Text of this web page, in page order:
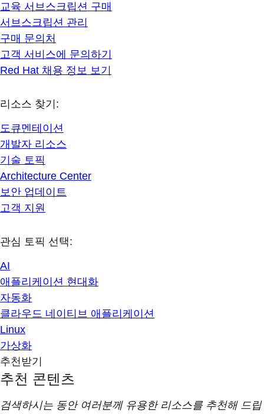
교육 서브스크립션 구매
서브스크립션 관리
구매 문의처
고객 서비스에 문의하기
Red Hat 채용 정보 보기
리소스 찾기:
도큐멘테이션
개발자 리소스
기술 토픽
Architecture Center
보안 업데이트
고객 지원
관심 토픽 선택:
AI
애플리케이션 현대화
자동화
클라우드 네이티브 애플리케이션
Linux
가상화
추천받기
추천 콘텐츠
검색하시는 동안 여러분께 유용한 리소스를 추천해 드립